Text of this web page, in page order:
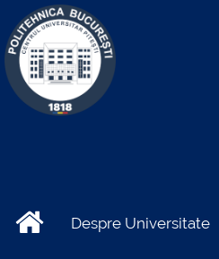
Despre Universitate